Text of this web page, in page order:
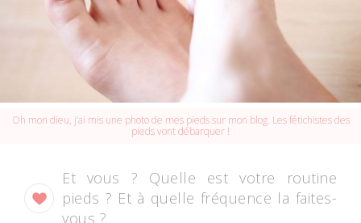
Oh mon dieu, j’ai mis une photo de mes pieds sur mon blog. Les fétichistes des
pieds vont débarquer !
Et vous ? Quelle est votre routine
pieds ? Et à quelle fréquence la faites-
vous ?